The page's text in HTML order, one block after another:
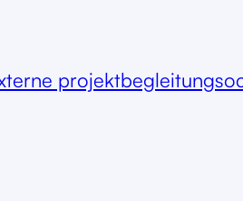
projektbegleitung